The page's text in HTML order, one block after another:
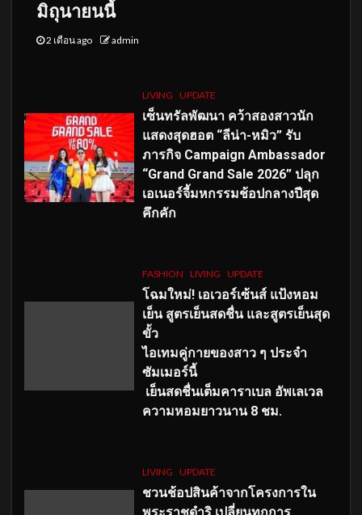
มิถุนายนนี้
2 เดือน ago admin
LIVING UPDATE
เซ็นทรัลพัฒนา คว้าสองสาวนัก
แสดงสุดฮอต “ลีน่า-หมิว” รับ
ภารกิจ Campaign Ambassador
“Grand Grand Sale 2026” ปลุก
เอเนอร์จี้มหกรรมช้อปกลางปีสุด
คึกคัก
FASHION LIVING UPDATE
โฉมใหม่! เอเวอร์เซ้นส์ แป้งหอม
เย็น สูตรเย็นสดชื่น และสูตรเย็นสุด
ขั้ว
ไอเทมคู่กายของสาว ๆ ประจำ
ซัมเมอร์นี้
เย็นสดชื่นเต็มคาราเบล อัพเลเวล
ความหอมยาวนาน 8 ชม.
LIVING UPDATE
ชวนช้อปสินค้าจากโครงการใน
พระราชดำริ เปลี่ยนทุกการ